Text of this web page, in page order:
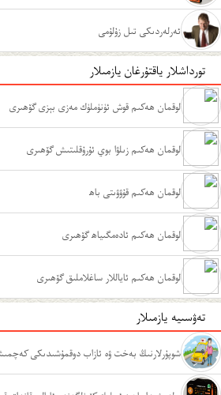
ئەرلەردىكى تىل زۇلۇمى
تورداشلار ياقتۇرغان يازمىلار
لوقمان ھەكىم قوش ئۈنۈملۈك مەزى بېزى گۆھىرى
لوقمان ھەكىم زىلۋا بوي ئۇرۇقلىتىش گۆھىرى
لوقمان ھەكىم قۇۋۋىتى باھ
لوقمان ھەكىم ئادەمگىياھ گۆھىرى
لوقمان ھەكىم ئاياللار ساغلاملىق گۆھىرى
تەۋسىيە يازمىلار
شوپۇرلارنىڭ بەخت ۋە ئازاب دوقمۇشىدىكى